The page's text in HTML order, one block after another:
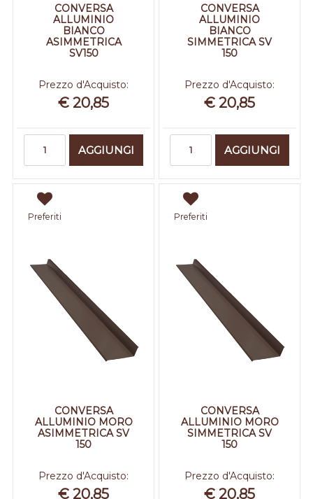
CONVERSA
ALLUMINIO
BIANCO
ASIMMETRICA
SV150
Prezzo d'Acquisto:
€ 20,85
AGGIUNGI
CONVERSA
ALLUMINIO
BIANCO
SIMMETRICA SV
150
Prezzo d'Acquisto:
€ 20,85
AGGIUNGI
Preferiti
CONVERSA
ALLUMINIO MORO
ASIMMETRICA SV
150
Prezzo d'Acquisto:
€ 20,85
Preferiti
CONVERSA
ALLUMINIO MORO
SIMMETRICA SV
150
Prezzo d'Acquisto:
€ 20,85